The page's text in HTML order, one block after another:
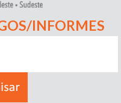
INFORMES